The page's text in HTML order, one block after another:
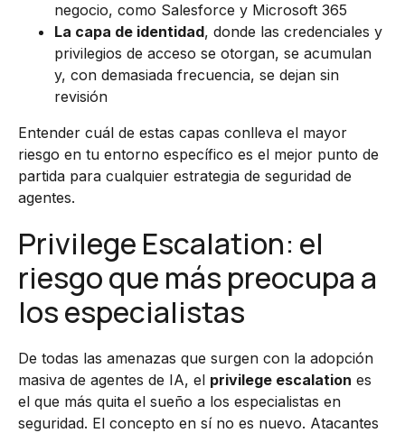
negocio, como Salesforce y Microsoft 365
La capa de identidad, donde las credenciales y
privilegios de acceso se otorgan, se acumulan
y, con demasiada frecuencia, se dejan sin
revisión
Entender cuál de estas capas conlleva el mayor
riesgo en tu entorno específico es el mejor punto de
partida para cualquier estrategia de seguridad de
agentes.
Privilege Escalation: el
riesgo que más preocupa a
los especialistas
De todas las amenazas que surgen con la adopción
masiva de agentes de IA, el privilege escalation es
el que más quita el sueño a los especialistas en
seguridad. El concepto en sí no es nuevo. Atacantes